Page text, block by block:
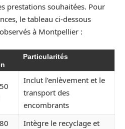
prestations souhaitées. Pour
le tableau ci-dessous
à Montpellier :
Particularités
Inclut l’enlèvement et le
transport des
encombrants
Intègre le recyclage et